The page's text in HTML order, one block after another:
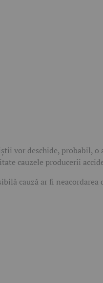
vor deschide, probabil, o
cauzele producerii
cauză ar fi